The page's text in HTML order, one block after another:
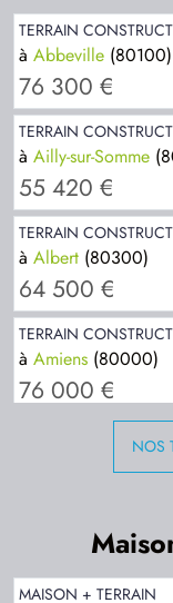
TERRAIN
à Abbeville (80100)
76 300 €
TERRAIN
à Ailly-sur-Somme
55 420 €
TERRAIN
à Albert (80300)
64 500 €
TERRAIN
à Amiens (80000)
76 000 €
(80800)
TERRAIN
Doullens (80600)
25 000 €
NOS
MAISON + TERRAIN